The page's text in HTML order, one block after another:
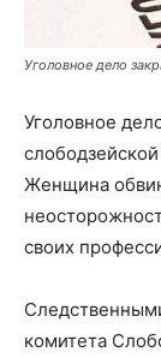
Уголовное дело
Уголовное
Женщина
своих
комитета